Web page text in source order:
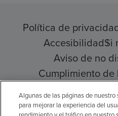
Política de
AccesibilidadSi
Aviso de no
Cumplimiento
Algunas de las páginas de
para mejorar la experiencia del